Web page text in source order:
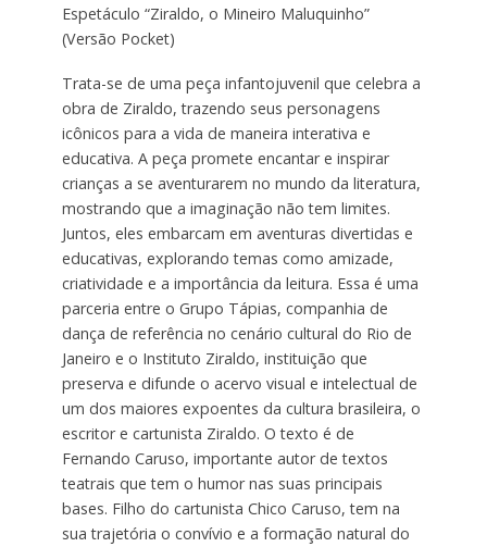
Espetáculo “Ziraldo, o Mineiro Maluquinho”
(Versão Pocket)
Trata-se de uma peça infantojuvenil que celebra a
obra de Ziraldo, trazendo seus personagens
icônicos para a vida de maneira interativa e
educativa. A peça promete encantar e inspirar
crianças a se aventurarem no mundo da literatura,
mostrando que a imaginação não tem limites.
Juntos, eles embarcam em aventuras divertidas e
educativas, explorando temas como amizade,
criatividade e a importância da leitura. Essa é uma
parceria entre o Grupo Tápias, companhia de
dança de referência no cenário cultural do Rio de
Janeiro e o Instituto Ziraldo, instituição que
preserva e difunde o acervo visual e intelectual de
um dos maiores expoentes da cultura brasileira, o
escritor e cartunista Ziraldo. O texto é de
Fernando Caruso, importante autor de textos
teatrais que tem o humor nas suas principais
bases. Filho do cartunista Chico Caruso, tem na
sua trajetória o convívio e a formação natural do